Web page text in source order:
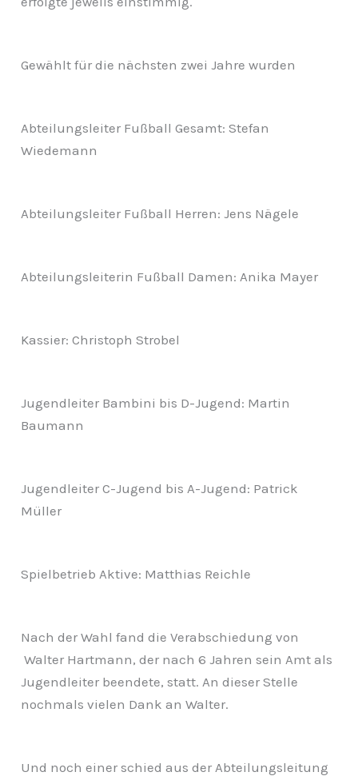
Gewählt für die nächsten zwei Jahre wurden
Abteilungsleiter Fußball Gesamt: Stefan
Wiedemann
Abteilungsleiter Fußball Herren: Jens Nägele
Abteilungsleiterin Fußball Damen: Anika Mayer
Kassier: Christoph Strobel
Jugendleiter Bambini bis D-Jugend: Martin
Baumann
Jugendleiter C-Jugend bis A-Jugend: Patrick
Müller
Spielbetrieb Aktive: Matthias Reichle
Nach der Wahl fand die Verabschiedung von
Walter Hartmann, der nach 6 Jahren sein Amt als
Jugendleiter beendete, statt. An dieser Stelle
nochmals vielen Dank an Walter.
Und noch einer schied aus der Abteilungsleitung